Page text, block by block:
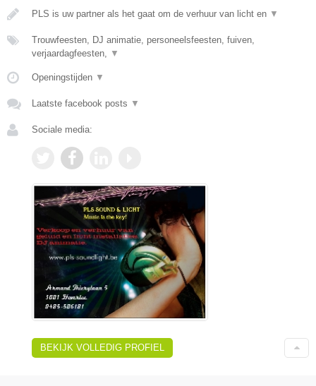
PLS is uw partner als het gaat om de verhuur van licht en ▼
Trouwfeesten, DJ animatie, personeelsfeesten, fuiven,
verjaardagfeesten, ▼
Openingstijden ▼
Laatste facebook posts ▼
Sociale media:
BEKIJK VOLLEDIG PROFIEL